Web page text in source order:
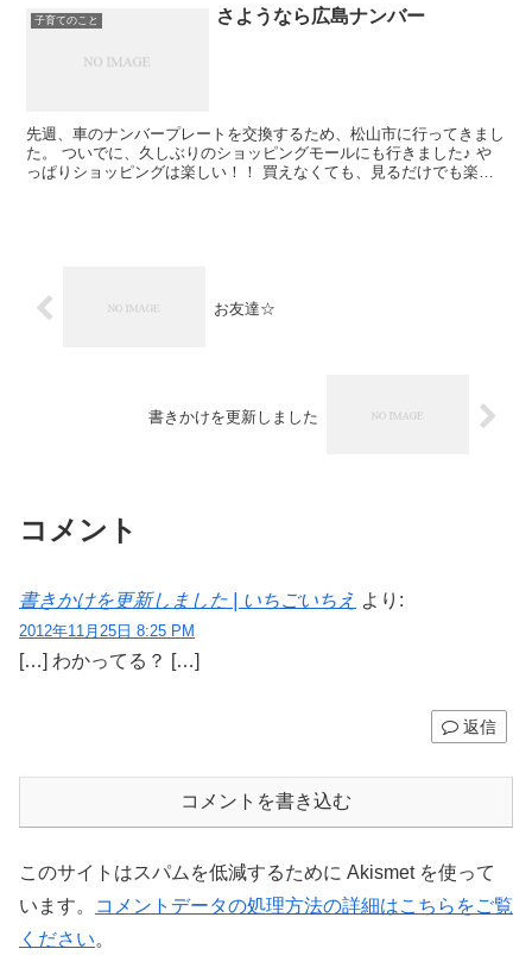
子育てのこと さようなら広島ナンバー
先週、車のナンバープレートを交換するため、松山市に行ってきまし
た。 ついでに、久しぶりのショッピングモールにも行きました♪ や
っぱりショッピングは楽しい！！ 買えなくても、見るだけでも楽し
お友達☆
書きかけを更新しました
コメント
書きかけを更新しました | いちごいちえ より:
2012年11月25日 8:25 PM
[…] わかってる？ […]
返信
コメントを書き込む
このサイトはスパムを低減するために Akismet を使って
います。
コメントデータの処理方法の詳細はこちらをご覧
ください。